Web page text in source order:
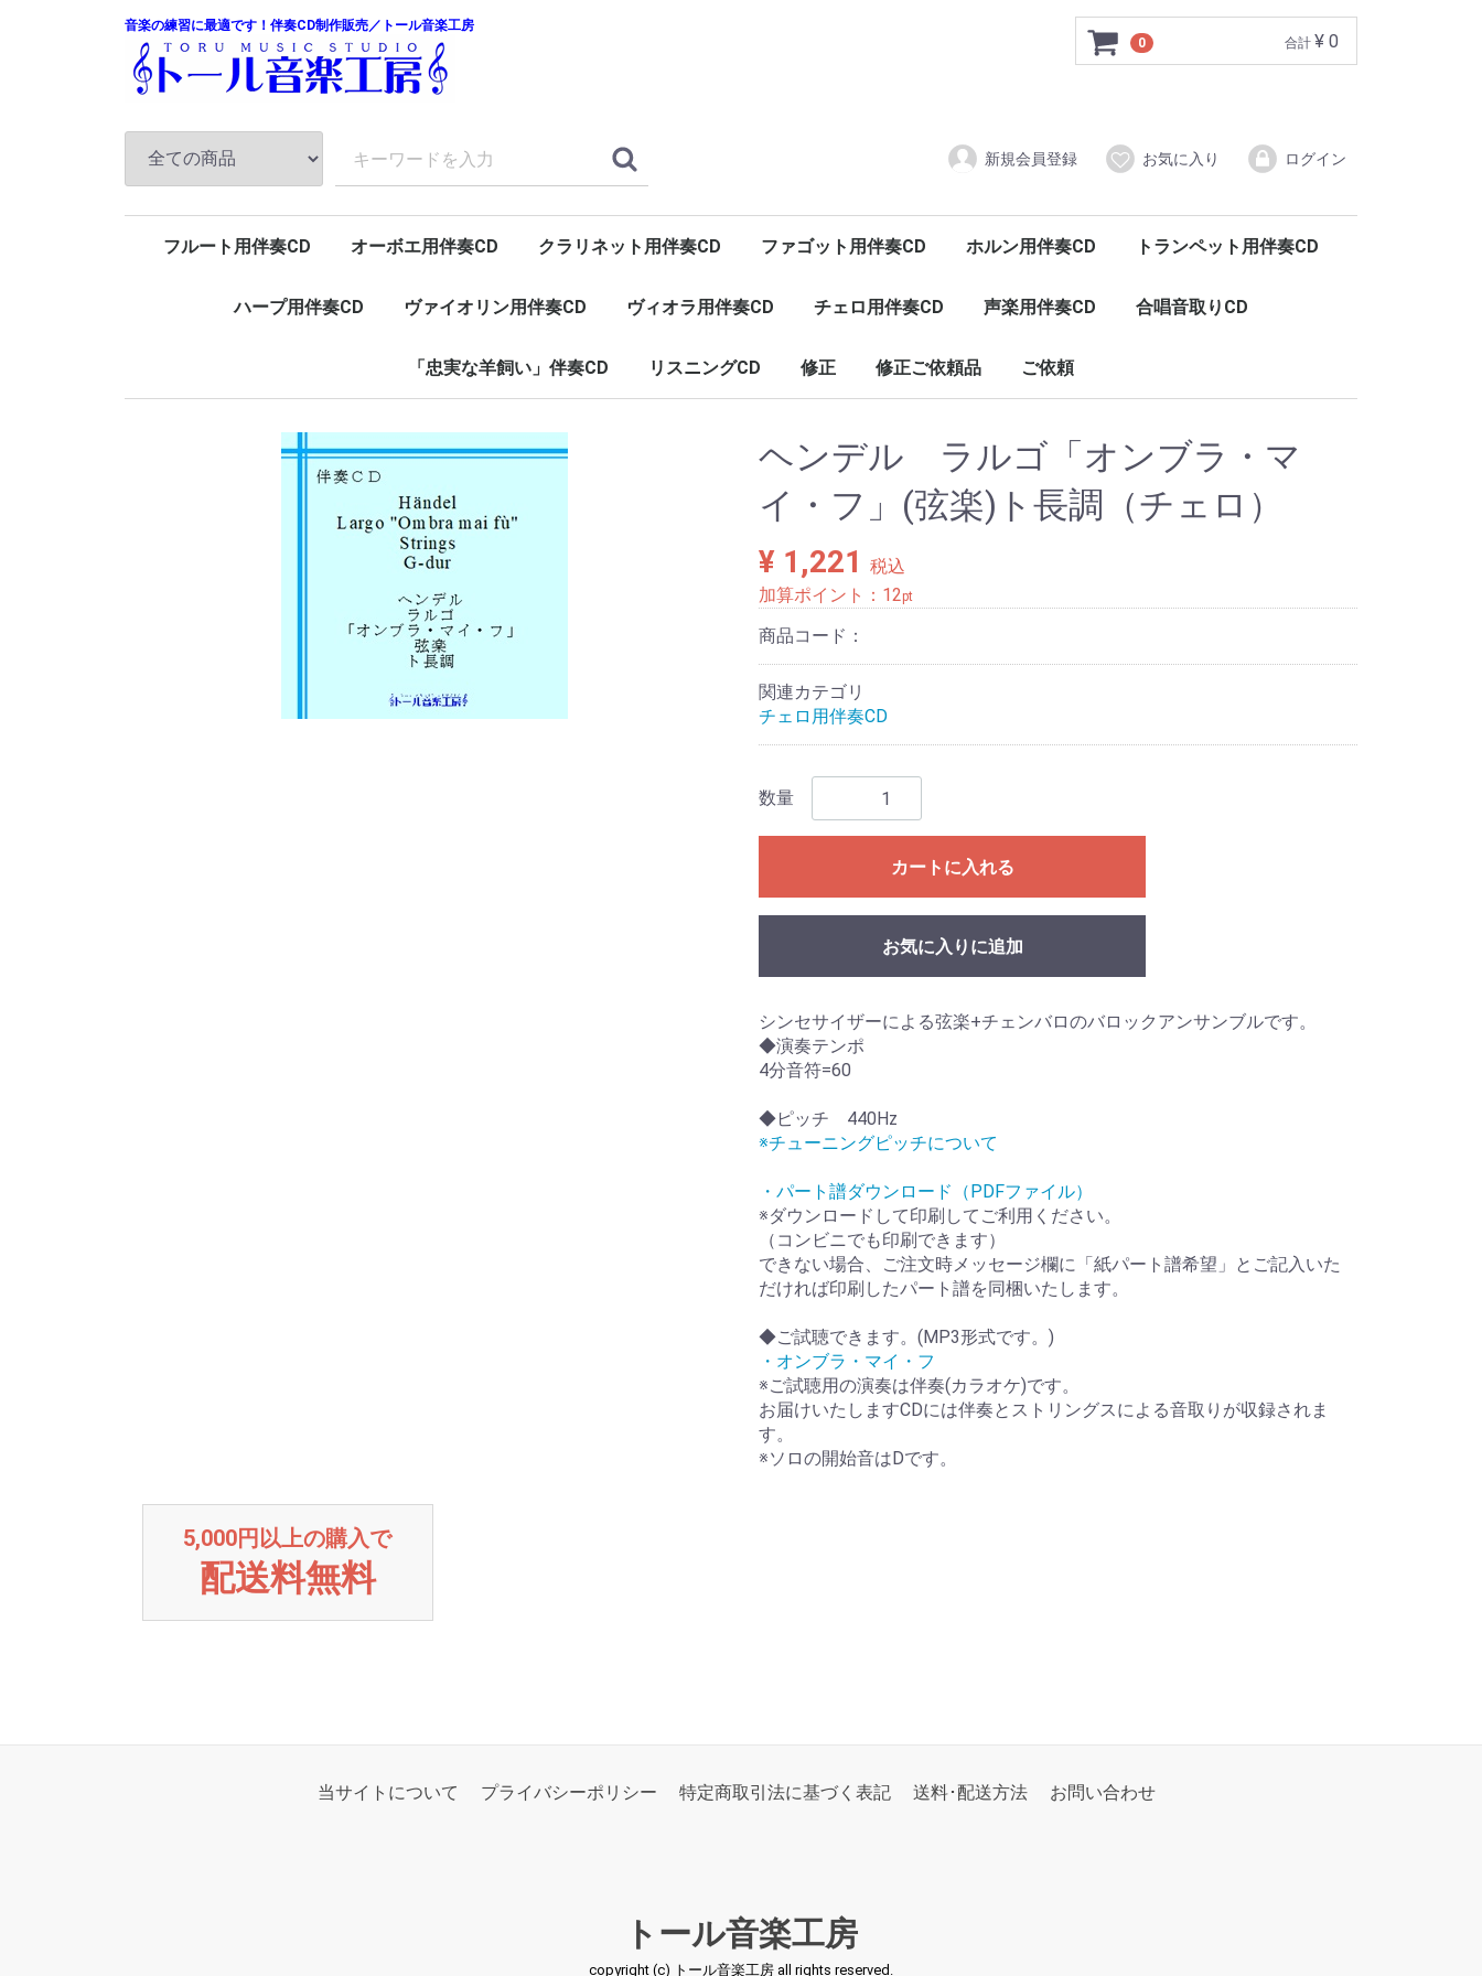
音楽の練習に最適です！伴奏CD制作販売／トール音楽工房
0
合計 ¥ 0
新規会員登録 お気に入り ログイン
フルート用伴奏CD オーボエ用伴奏CD クラリネット用伴奏CD ファゴット用伴奏CD ホルン用伴奏CD トランペット用伴奏CD
ハープ用伴奏CD ヴァイオリン用伴奏CD ヴィオラ用伴奏CD チェロ用伴奏CD 声楽用伴奏CD 合唱音取りCD
「忠実な羊飼い」伴奏CD リスニングCD 修正 修正ご依頼品 ご依頼
ヘンデル ラルゴ「オンブラ・マ
イ・フ」(弦楽)ト長調（チェロ）
¥ 1,221
税込
加算ポイント： 12pt
商品コード：
関連カテゴリ
チェロ用伴奏CD
数量
カートに入れる
お気に入りに追加
シンセサイザーによる弦楽+チェンバロのバロックアンサンブルです。
◆演奏テンポ
4分音符=60
◆ピッチ 440Hz
※チューニングピッチについて
・パート譜ダウンロード（PDFファイル）
※ダウンロードして印刷してご利用ください。
（コンビニでも印刷できます）
できない場合、ご注文時メッセージ欄に「紙パート譜希望」とご記入いた
だければ印刷したパート譜を同梱いたします。
◆ご試聴できます。(MP3形式です。)
・オンブラ・マイ・フ
※ご試聴用の演奏は伴奏(カラオケ)です。
お届けいたしますCDには伴奏とストリングスによる音取りが収録されま
す。
※ソロの開始音はDです。
5,000円以上の購入で
配送料無料
当サイトについて プライバシーポリシー 特定商取引法に基づく表記 送料･配送方法 お問い合わせ
トール音楽工房
copyright (c) トール音楽工房 all rights reserved.